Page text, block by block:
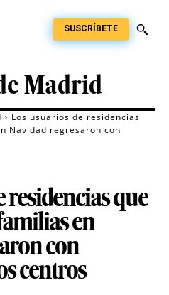
SUSCRÍBETE
Madrid
Los usuarios de residencias
Navidad regresaron con
residencias que
en
con
centros